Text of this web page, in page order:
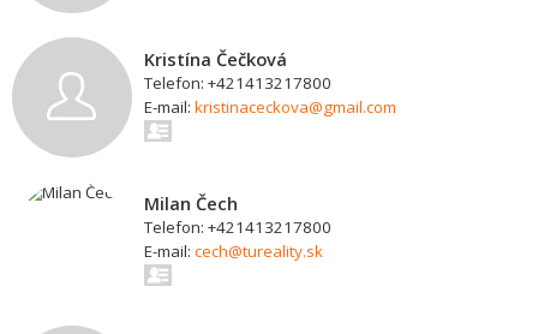
Kristína Čečková
Telefon: +421413217800
E-mail: kristinaceckova@gmail.com
Milan Čech
Telefon: +421413217800
E-mail: cech@tureality.sk